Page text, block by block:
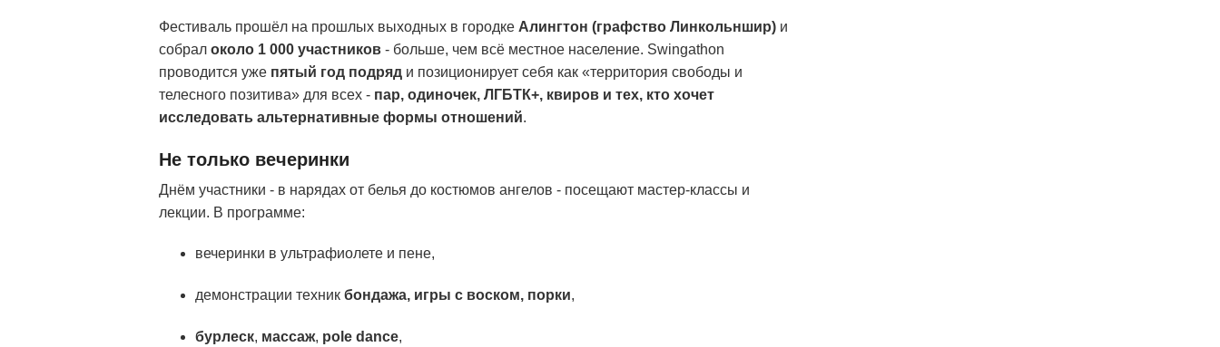
Фестиваль прошёл на прошлых выходных в городке Алингтон (графство Линкольншир)и
собрал около 1 000 участников- больше, чем всё местное население. Swingathon
проводится уже пятый год подряди позиционирует себя как «территория свободы и
телесного позитива» для всех - пар, одиночек, ЛГБТК+, квиров и тех, кто хочет
исследовать альтернативные формы отношений.
Не только вечеринки
Днём участники - в нарядах от белья до костюмов ангелов - посещают мастер-классы и
лекции. В программе:
вечеринки в ультрафиолете и пене,
демонстрации техник бондажа, игры с воском, порки,
бурлеск, массаж, pole dance,